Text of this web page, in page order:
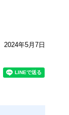
2024年5月7日